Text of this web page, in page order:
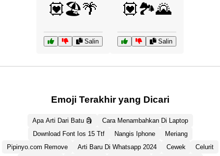
💟🏖️🌴
Salin
💟🏞️🌄
Salin
Emoji Terakhir yang Dicari
Apa Arti Dari Batu 🗿
Cara Menambahkan Di Laptop
Download Font Ios 15 Ttf
Nangis Iphone
Meriang
Pipinyo.com Remove
Arti Baru Di Whatsapp 2024 Cewek
Celurit